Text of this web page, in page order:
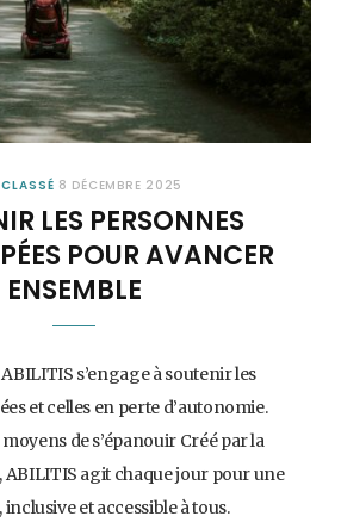
8 DÉCEMBRE 2025
LES PERSONNES
POUR AVANCER
ENSEMBLE
s’engage à soutenir les
et celles en perte d’autonomie.
de s’épanouir Créé par la
agit chaque jour pour une
et accessible à tous.